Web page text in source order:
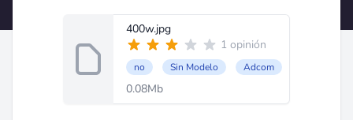
400w.jpg
1 opinión
no Sin Modelo Adcom
0.08Mb